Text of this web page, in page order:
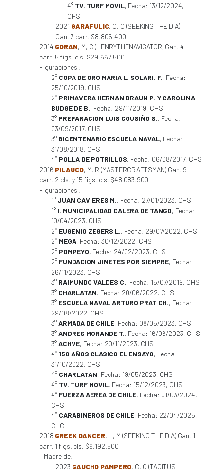
4° TV. TURF MOVIL, Fecha: 13/12/2024,
CHS
2021 GARAFULIC, C, C (SEEKING THE DIA)
Gan. 3 carr. $8.806.400
2014 GORAN, M, C (HENRYTHENAVIGATOR) Gan. 4
carr. 5 figs. cls. $29.667.500
Figuraciones :
2° COPA DE ORO MARIA L. SOLARI. F., Fecha:
25/10/2019, CHS
2° PRIMAVERA HERNAN BRAUN P. Y CAROLINA
BUDGE DE B., Fecha: 29/11/2019, CHS
3° PREPARACION LUIS COUSIÑO S., Fecha:
03/09/2017, CHS
3° BICENTENARIO ESCUELA NAVAL, Fecha:
31/08/2018, CHS
4° POLLA DE POTRILLOS, Fecha: 06/08/2017, CHS
2016 PILAUCO, M, R (MASTERCRAFTSMAN) Gan. 9
carr. 2 cls. y 15 figs. cls. $48.083.900
Figuraciones :
1° JUAN CAVIERES M., Fecha: 27/01/2023, CHS
1° I. MUNICIPALIDAD CALERA DE TANGO, Fecha:
10/04/2023, CHS
2° EUGENIO ZEGERS L., Fecha: 29/07/2022, CHS
2° MEGA, Fecha: 30/12/2022, CHS
2° POMPEYO, Fecha: 24/02/2023, CHS
2° FUNDACION JINETES POR SIEMPRE, Fecha:
26/11/2023, CHS
3° RAIMUNDO VALDES C., Fecha: 15/07/2019, CHS
3° CHARLATAN, Fecha: 20/06/2022, CHS
3° ESCUELA NAVAL ARTURO PRAT CH., Fecha:
29/08/2022, CHS
3°ARMADA DE CHILE, Fecha: 08/05/2023, CHS
3°ANDRES MORANDE T., Fecha: 16/06/2023, CHS
3°ACHVE, Fecha: 20/11/2023, CHS
4°150 AÑOS CLASICO EL ENSAYO, Fecha:
31/10/2022, CHS
4° CHARLATAN, Fecha: 19/05/2023, CHS
4° TV. TURF MOVIL, Fecha: 15/12/2023, CHS
4° FUERZA AEREA DE CHILE, Fecha: 01/03/2024,
CHS
4° CARABINEROS DE CHILE, Fecha: 22/04/2025,
CHC
2018 GREEK DANCER, H, M (SEEKING THE DIA) Gan. 1
carr. 1 figs. cls. $9.192.500
Madre de:
2023 GAUCHO PAMPERO, C, C (TACITUS